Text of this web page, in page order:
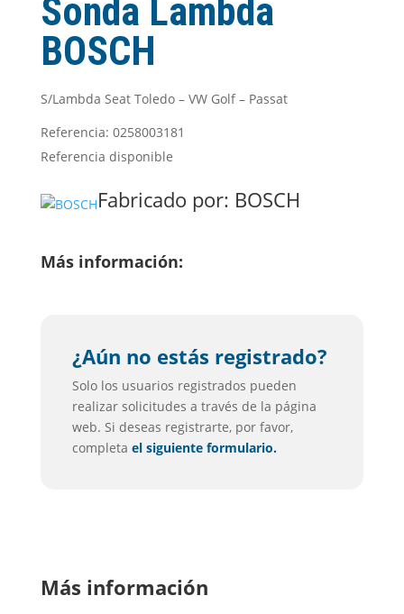
Sonda Lambda
BOSCH
S/Lambda Seat Toledo – VW Golf – Passat
Referencia: 0258003181
Referencia disponible
Fabricado por: BOSCH
Más información:
¿Aún no estás registrado?
Solo los usuarios registrados pueden
realizar solicitudes a través de la página
web. Si deseas registrarte, por favor,
completa el siguiente formulario.
Más información